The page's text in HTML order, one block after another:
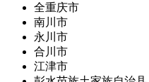
全重庆市
南川市
永川市
合川市
江津市